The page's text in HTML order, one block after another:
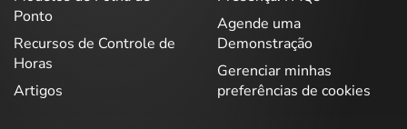
Ponto
Recursos de Controle de
Horas
Artigos
Agende uma
Demonstração
Gerenciar minhas
preferências de cookies